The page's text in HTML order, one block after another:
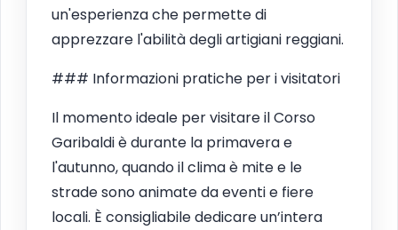
un'esperienza che permette di
apprezzare l'abilità degli artigiani reggiani.
### Informazioni pratiche per i visitatori
Il momento ideale per visitare il Corso
Garibaldi è durante la primavera e
l'autunno, quando il clima è mite e le
strade sono animate da eventi e fiere
locali. È consigliabile dedicare un’intera